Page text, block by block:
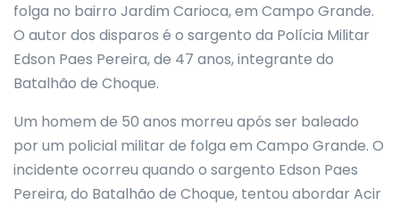
folga no bairro Jardim Carioca, em Campo Grande.
O autor dos disparos é o sargento da Polícia Militar
Edson Paes Pereira, de 47 anos, integrante do
Batalhão de Choque.
Um homem de 50 anos morreu após ser baleado
por um policial militar de folga em Campo Grande. O
incidente ocorreu quando o sargento Edson Paes
Pereira, do Batalhão de Choque, tentou abordar Acir